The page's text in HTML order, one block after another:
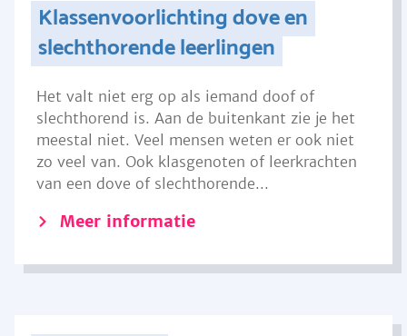
Klassenvoorlichting dove en
slechthorende leerlingen
Het valt niet erg op als iemand doof of
slechthorend is. Aan de buitenkant zie je het
meestal niet. Veel mensen weten er ook niet
zo veel van. Ook klasgenoten of leerkrachten
van een dove of slechthorende...
Meer informatie